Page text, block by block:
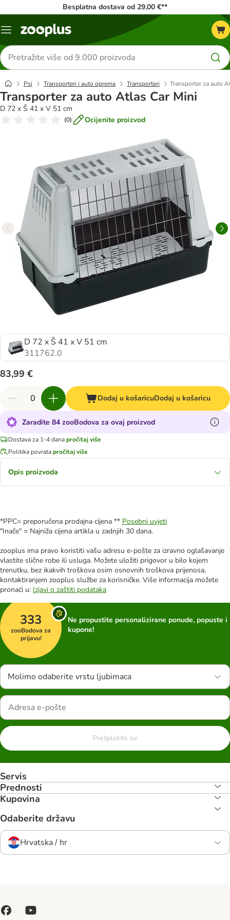
Besplatna dostava od 29,00 €**
Izbornik
Traži
proizvode
Psi Transporteri i auto oprema Transporteri Transporter za auto
Transporter za auto Atlas Car Mini
D 72 x Š 41 x V 51 cm
(0) Ocijenite proizvod
D 72 x Š 41 x V 51 cm
311762.0
83,99 €
Dodaj u košaricuDodaj u košaricu
Zaradite 84 zooBodova za ovaj proizvod
Dostava za 1-4 danapročitaj više
Politika povratapročitaj više
Opis proizvoda
*PPC= preporučena prodajna cijena ** Posebni uvjeti
"Inače" = Najniža cijena artikla u zadnjih 30 dana.
zooplus ima pravo koristiti vašu adresu e-pošte za izravno oglašavanje
vlastite slične robe ili usluga. Možete uložiti prigovor u bilo kojem
trenutku, bez ikakvih troškova osim osnovnih troškova prijenosa,
kontaktiranjem zooplus službe za korisničke. Više informacija možete
pronaći u: Izjavi o zaštiti podataka
333
zooBodova za
prijavu!
Ne propustite personalizirane ponude, popuste i
kupone!
Molimo odaberite vrstu ljubimaca
Pretplatite se
Servis
Prednosti
Kupovina
Odaberite državu
Hrvatska / hr